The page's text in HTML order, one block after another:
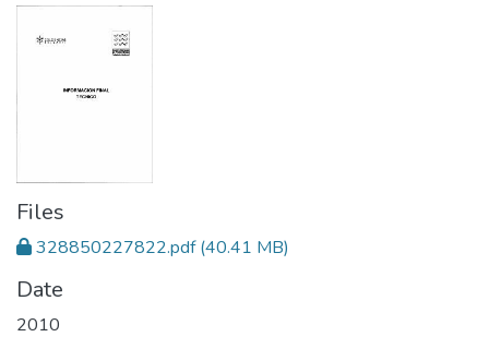
Files
328850227822.pdf(40.41 MB)
Date
2010